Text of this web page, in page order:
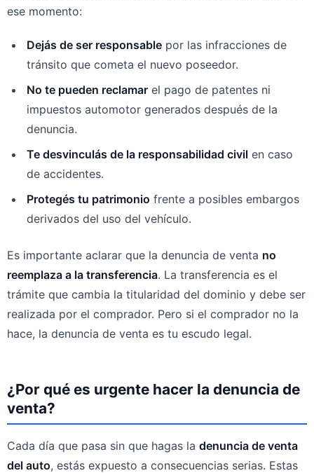
ese momento:
Dejás de ser responsable por las infracciones de
tránsito que cometa el nuevo poseedor.
No te pueden reclamar el pago de patentes ni
impuestos automotor generados después de la
denuncia.
Te desvinculás de la responsabilidad civil en caso
de accidentes.
Protegés tu patrimonio frente a posibles embargos
derivados del uso del vehículo.
Es importante aclarar que la denuncia de venta no
reemplaza a la transferencia. La transferencia es el
trámite que cambia la titularidad del dominio y debe ser
realizada por el comprador. Pero si el comprador no la
hace, la denuncia de venta es tu escudo legal.
¿Por qué es urgente hacer la denuncia de
venta?
Cada día que pasa sin que hagas la denuncia de venta
del auto, estás expuesto a consecuencias serias. Estas